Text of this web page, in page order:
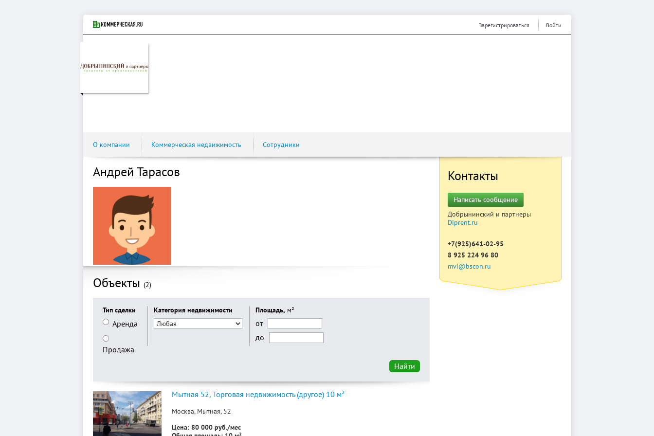
Зарегистрироваться Войти
О компании Коммерческая недвижимость Сотрудники
Андрей Тарасов
Объекты (2)
Тип сделки
Аренда
Продажа
Категория недвижимости Площадь, м²
от
до
Найти
Мытная 52, Торговая недвижимость (другое) 10 м²
Москва, Мытная, 52
Цена: 80 000 руб./мес
Контакты
Написать сообщение
Добрынинский и партнеры
Diprent.ru
+7(925)641-02-95
8 925 224 96 80
mvi@bscon.ru